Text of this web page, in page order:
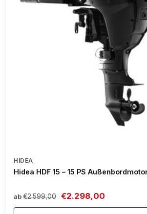
HIDEA
Hidea HDF 15 – 15 PS
ab €2.599,00 €2.298,00